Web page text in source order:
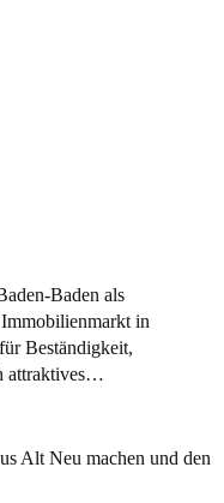
Baden als
in
Beständigkeit,
attraktives…